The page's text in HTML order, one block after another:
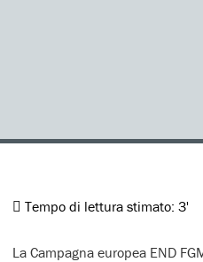
Tempo di lettura stimato: 3'
La Campagna europea END